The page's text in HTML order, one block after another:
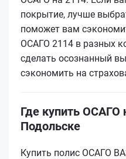
покрытие, лучше
поможет вам
ОСАГО 2114 в разных
сделать осознанный
сэкономить на
Где купить ОСАГО
Подольске
Купить полис ОСАГО